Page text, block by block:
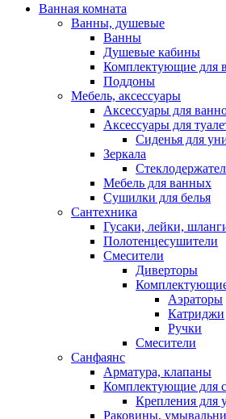
Ванная комната
Ванны, душевые
Ванны
Душевые кабины
Комплектующие для
Поддоны
Мебель, аксессуары
Аксессуары для
Аксессуары для
Сиденья для
Зеркала
Мебель для ванных
Сушилки для белья
Сантехника
Гусаки, лейки,
Полотенцесушители
Смесители
Диверторы
Аэраторы
Катриджи
Ручки
Смесители
Санфаянс
Арматура, клапаны
Комплектующие для
Крепления для
Раковины,